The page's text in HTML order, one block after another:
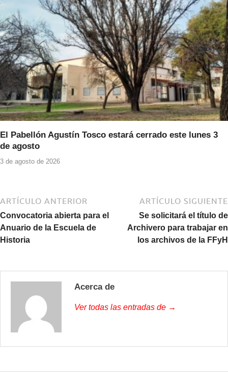
El Pabellón Agustín Tosco estará cerrado este lunes 3
de agosto
3 de agosto de 2026
ARTÍCULO ANTERIOR
Convocatoria abierta para el
Anuario de la Escuela de
Historia
ARTÍCULO SIGUIENTE
Se solicitará el título de
Archivero para trabajar en
los archivos de la FFyH
Acerca de
Ver todas las entradas de →